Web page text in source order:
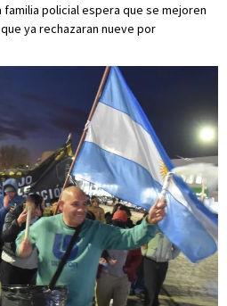
familia policial espera que se mejoren
ya rechazaran nueve por